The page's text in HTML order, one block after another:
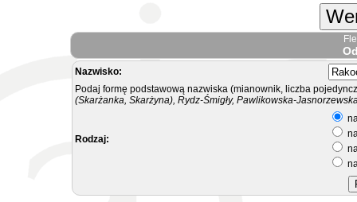
Nazwisko:
Podaj formę podstawową nazwiska (mianownik, liczba
(Skarżanka, Skarżyna), Rydz-Śmigły, Pawlikowska-
Rodzaj: